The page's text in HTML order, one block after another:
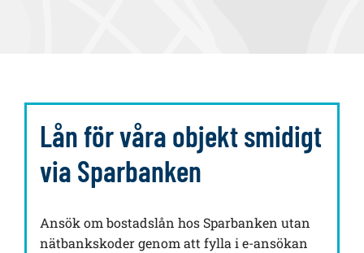
Lån för våra objekt smidigt
via Sparbanken
Ansök om bostadslån hos Sparbanken utan
nätbankskoder genom att fylla i e-ansökan